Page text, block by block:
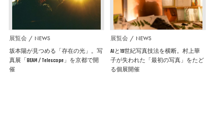
展覧会 NEWS
坂本陽が見つめる「存在の光」。写
真展「BEAM / Telescope」を京都で開
催
展覧会 NEWS
AIと19世紀写真技法を横断。村上華
子が失われた「最初の写真」をたど
る個展開催